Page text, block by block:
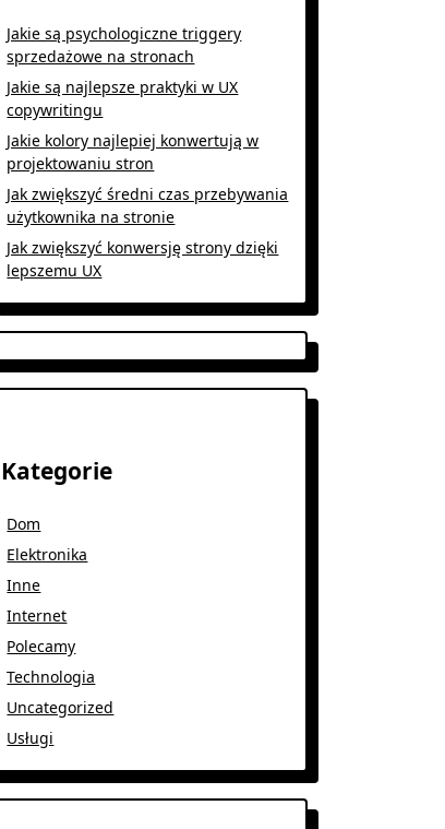
Jakie są psychologiczne triggery
sprzedażowe na stronach
Jakie są najlepsze praktyki w UX
copywritingu
Jakie kolory najlepiej konwertują w
projektowaniu stron
Jak zwiększyć średni czas przebywania
użytkownika na stronie
Jak zwiększyć konwersję strony dzięki
lepszemu UX
Kategorie
Dom
Elektronika
Inne
Internet
Polecamy
Technologia
Uncategorized
Usługi